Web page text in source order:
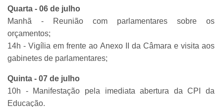
Quarta - 06 de julho
Manhã - Reunião com parlamentares sobre os
orçamentos;
14h - Vigília em frente ao Anexo II da Câmara e visita aos
gabinetes de parlamentares;
Quinta - 07 de julho
10h - Manifestação pela imediata abertura da CPI da
Educação.